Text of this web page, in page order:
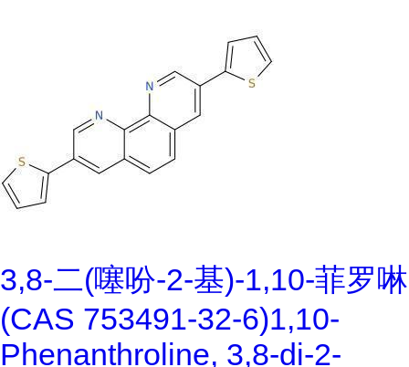
3,8-二(噻吩-2-基)-1,10-菲罗啉
(CAS 753491-32-6)1,10-
Phenanthroline, 3,8-di-2-